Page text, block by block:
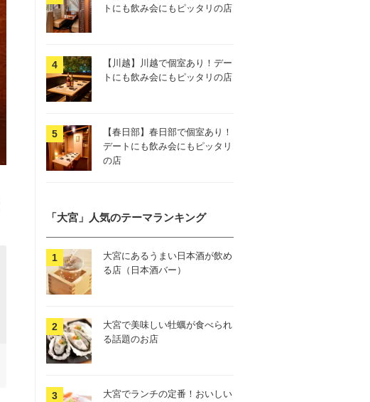
トにも飲み会にもピッタリの店
【川越】川越で個室あり！デー
トにも飲み会にもピッタリの店
【春日部】春日部で個室あり！
デートにも飲み会にもピッタリ
の店
「大宮」人気のテーマランキング
大宮にあるうまい日本酒が飲め
る店（日本酒バー）
大宮で美味しい牡蠣が食べられ
る話題のお店
大宮でランチの定番！おいしい